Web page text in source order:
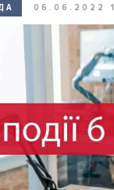
06.06.2022